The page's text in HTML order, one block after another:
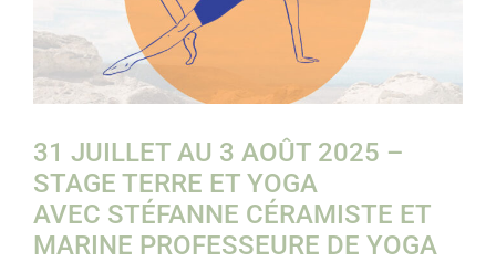
31 JUILLET AU 3 AOÛT 2025 –
STAGE TERRE ET YOGA
AVEC STÉFANNE CÉRAMISTE ET
MARINE PROFESSEURE DE YOGA